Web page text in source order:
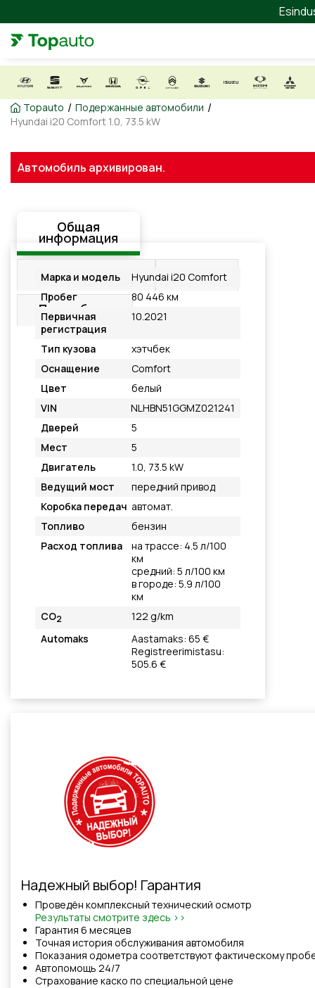
Topauto / Подержанные автомобили /
Hyundai i20 Comfort 1.0, 73.5 kW
Автомобиль архивирован.
Общая
информация
Оборудование Видео
Подробнее
Марка и модель
Hyundai i20 Comfort
Пробег
80 446 км
Первичная
регистрация
10.2021
Тип кузова
хэтчбек
Оснащение
Comfort
Цвет
белый
VIN
NLHBN51GGMZ021241
Дверей
5
Мест
5
Двигатель
1.0, 73.5 kW
Ведущий мост
передний привод
Коробка передач автомат.
Топливо
бензин
Расход топлива
на трассе: 4.5 л/100
км
средний: 5 л/100 км
в городе: 5.9 л/100
км
CO2
122 g/km
Automaks
Aastamaks: 65 €
Registreerimistasu:
505.6 €
Надежный выбор! Гарантия
Проведён комплексный технический осмотр
Результаты смотрите здесь >>
Гарантия 6 месяцев
Точная история обслуживания автомобиля
Показания одометра соответствуют фактическому
Автопомощь 24/7
Cтрахованиe каско по специальной цене